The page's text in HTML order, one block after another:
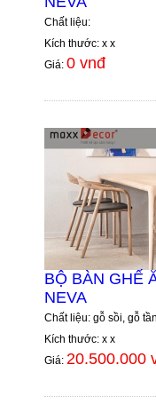
Chất liệu:
Kích thước: x x
Giá: 0 vnđ
BỘ BÀN GHẾ
NEVA
Chất liệu: gỗ sồi, gỗ
Kích thước: x x
Giá: 20.500.000